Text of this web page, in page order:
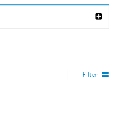
Filter